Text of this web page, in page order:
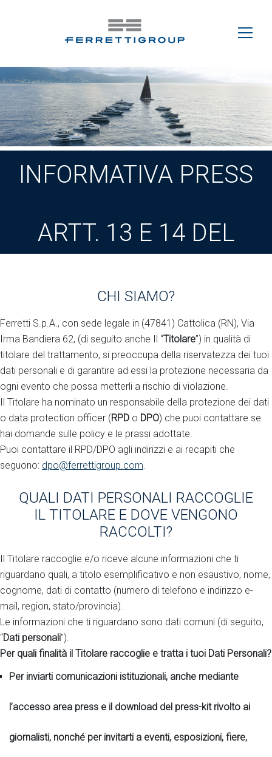
INFORMATIVA PRESS
ARTT. 13 E 14 DEL
2016/679 ("GDPR")
CHI SIAMO?
Ferretti S.p.A., con sede legale in (47841) Cattolica (RN), Via
Irma Bandiera 62, (di seguito anche Il “Titolare”) in qualità di
titolare del trattamento, si preoccupa della riservatezza dei tuoi
dati personali e di garantire ad essi la protezione necessaria da
ogni evento che possa metterli a rischio di violazione.
Il Titolare ha nominato un responsabile della protezione dei dati
o data protection officer (RPD o DPO) che puoi contattare se
hai domande sulle policy e le prassi adottate.
Puoi contattare il RPD/DPO agli indirizzi e ai recapiti che
seguono: dpo@ferrettigroup.com.
QUALI DATI PERSONALI RACCOGLIE
IL TITOLARE E DOVE VENGONO
RACCOLTI?
Il Titolare raccoglie e/o riceve alcune informazioni che ti
riguardano quali, a titolo esemplificativo e non esaustivo, nome,
cognome, dati di contatto (numero di telefono e indirizzo e-
mail, region, stato/provincia).
Le informazioni che ti riguardano sono dati comuni (di seguito,
“Dati personali”).
Per quali finalità il Titolare raccoglie e tratta i tuoi Dati Personali?
Per inviarti comunicazioni istituzionali, anche mediante
l’accesso area press e il download del press-kit rivolto ai
giornalisti, nonché per invitarti a eventi, esposizioni, fiere,